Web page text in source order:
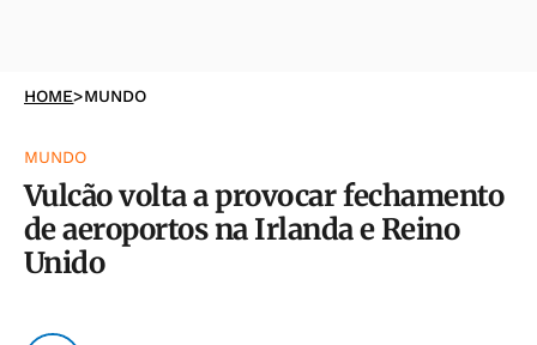
HOME>MUNDO
MUNDO
Vulcão volta a provocar fechamento
de aeroportos na Irlanda e Reino
Unido